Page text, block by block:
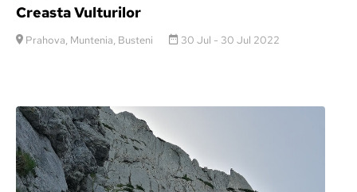
Creasta Vulturilor
Prahova, Muntenia, Busteni 30 Jul - 30 Jul 2022